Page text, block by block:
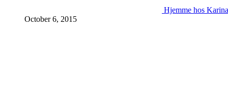
Hjemme hos Karina
October 6, 2015